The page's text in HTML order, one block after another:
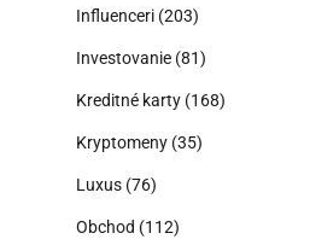
Influenceri (203)
Investovanie (81)
Kreditné karty (168)
Kryptomeny (35)
Luxus (76)
Obchod (112)